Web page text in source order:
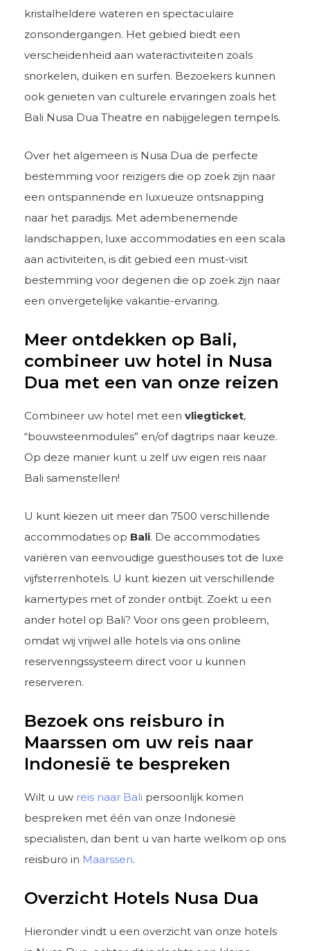
kristalheldere wateren en spectaculaire
zonsondergangen. Het gebied biedt een
verscheidenheid aan wateractiviteiten zoals
snorkelen, duiken en surfen. Bezoekers kunnen
ook genieten van culturele ervaringen zoals het
Bali Nusa Dua Theatre en nabijgelegen tempels.
Over het algemeen is Nusa Dua de perfecte
bestemming voor reizigers die op zoek zijn naar
een ontspannende en luxueuze ontsnapping
naar het paradijs. Met adembenemende
landschappen, luxe accommodaties en een scala
aan activiteiten, is dit gebied een must-visit
bestemming voor degenen die op zoek zijn naar
een onvergetelijke vakantie-ervaring.
Meer ontdekken op Bali,
combineer uw hotel in Nusa
Dua met een van onze reizen
Combineer uw hotel met een vliegticket,
“bouwsteenmodules” en/of dagtrips naar keuze.
Op deze manier kunt u zelf uw eigen reis naar
Bali samenstellen!
U kunt kiezen uit meer dan 7500 verschillende
accommodaties op Bali. De accommodaties
variëren van eenvoudige guesthouses tot de luxe
vijfsterrenhotels. U kunt kiezen uit verschillende
kamertypes met of zonder ontbijt. Zoekt u een
ander hotel op Bali? Voor ons geen probleem,
omdat wij vrijwel alle hotels via ons online
reserveringssysteem direct voor u kunnen
reserveren.
Bezoek ons reisburo in
Maarssen om uw reis naar
Indonesië te bespreken
Wilt u uw reis naar Bali persoonlijk komen
bespreken met één van onze Indonesië
specialisten, dan bent u van harte welkom op ons
reisburo in Maarssen.
Overzicht Hotels Nusa Dua
Hieronder vindt u een overzicht van onze hotels